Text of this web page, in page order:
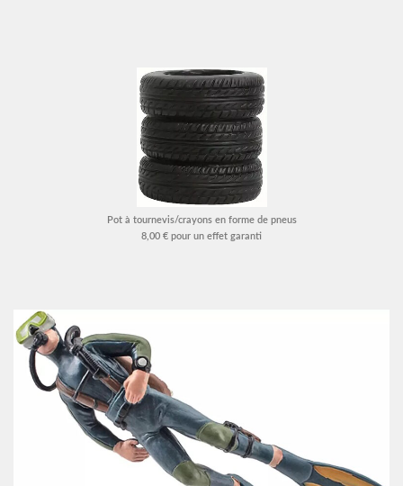
Pot à tournevis/crayons en forme de pneus
8,00 € pour un effet garanti